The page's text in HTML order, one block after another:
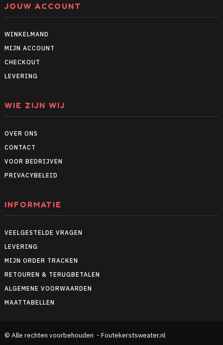
JOUW ACCOUNT
WINKELMAND
MIJN ACCOUNT
CHECKOUT
LEVERING
WIE ZIJN WIJ
OVER ONS
CONTACT
VOOR BEDRIJVEN
PRIVACYBELEID
INFORMATIE
VEELGESTELDE VRAGEN
LEVERING
MIJN ORDER TRACKEN
RETOUREN & TERUGBETALEN
ALGEMENE VOORWAARDEN
MAATTABELLEN
© Alle rechten voorbehouden - Foutekerstsweater.nl